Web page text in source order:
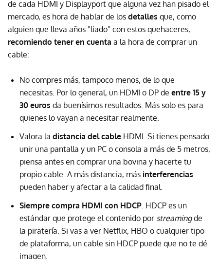
de cada HDMI y Displayport que alguna vez han pisado el
mercado, es hora de hablar de los detalles que, como
alguien que lleva años "liado" con estos quehaceres,
recomiendo tener en cuenta a la hora de comprar un
cable:
No compres más, tampoco menos, de lo que
necesitas. Por lo general, un HDMI o DP de entre 15 y
30 euros da buenísimos resultados. Más solo es para
quienes lo vayan a necesitar realmente.
Valora la distancia del cable HDMI. Si tienes pensado
unir una pantalla y un PC o consola a más de 5 metros,
piensa antes en comprar una bovina y hacerte tu
propio cable. A más distancia, más interferencias
pueden haber y afectar a la calidad final.
Siempre compra HDMI con HDCP. HDCP es un
estándar que protege el contenido por streamingde
la piratería. Si vas a ver Netflix, HBO o cualquier tipo
de plataforma, un cable sin HDCP puede que no te dé
imagen.